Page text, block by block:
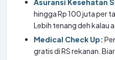
Asuransi Kesehatan
hingga Rp 100 juta per
Lebih tenang deh kalau
Medical Check Up:
gratis di RS rekanan.